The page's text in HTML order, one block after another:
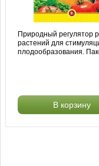
Природный регулятор
растений для
плодообразования.
В корзину